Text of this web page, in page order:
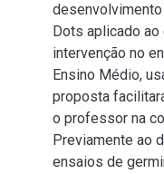
Dots aplicado
intervenção no
Ensino Médio,
proposta
o professor na
Previamente ao
ensaios de